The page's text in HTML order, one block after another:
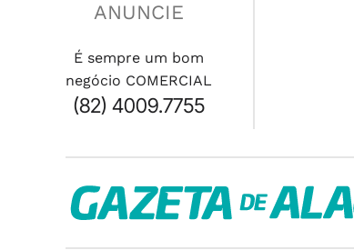
ANUNCIE
É sempre um bom
negócio COMERCIAL
(82) 4009.7755